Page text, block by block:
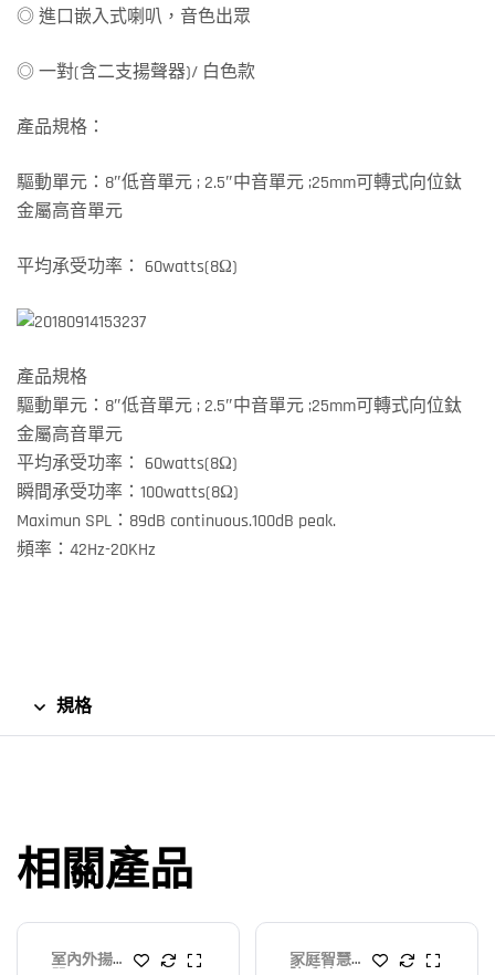
◎ 進口嵌入式喇叭，音色出眾
◎ 一對(含二支揚聲器)/ 白色款
產品規格：
驅動單元：8″低音單元 ; 2.5″中音單元 ;25mm可轉式向位鈦
金屬高音單元
平均承受功率： 60watts(8Ω)
產品規格
驅動單元：8″低音單元 ; 2.5″中音單元 ;25mm可轉式向位鈦
金屬高音單元
平均承受功率： 60watts(8Ω)
瞬間承受功率：100watts(8Ω)
Maximun SPL：89dB continuous.100dB peak.
頻率：42Hz-20KHz
規格
相關產品
室內外揚聲
家庭智慧影